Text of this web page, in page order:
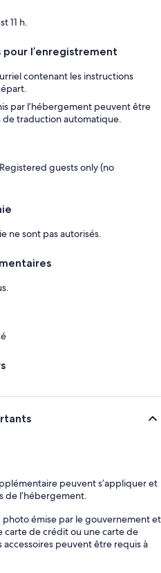
11 h.
l’enregistrement
contenant les instructions
par l’hébergement peuvent être
de traduction automatique.
guests only (no
ne sont pas autorisés.
peuvent s’appliquer et
de l’hébergement.
photo émise par le gouvernement et
carte de crédit ou une carte de
peuvent être requis à